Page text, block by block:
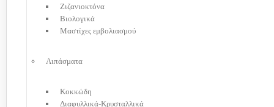
Ζιζανιοκτόνα
Βιολογικά
Μαστίχες εμβολιασμού
Λιπάσματα
Κοκκώδη
Διαφυλλικά-Κρυσταλλικά